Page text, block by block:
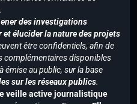
des investigations
élucider la nature des projets
être confidentiels, afin de
complémentaires disponibles
émise au public, sur la base
sur les réseaux publics.
veille active journalistique